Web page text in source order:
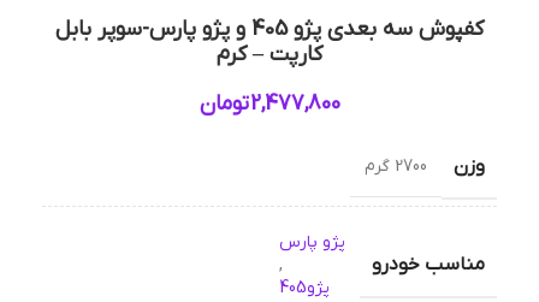
کفپوش سه بعدی پژو 405 و پژو پارس-سوپر بابل
کارپت – کرم
2,477,800تومان
وزن 2700 گرم
مناسب خودرو
پژو پارس
,
پژو405